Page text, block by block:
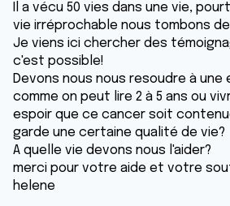
Il a vécu 50 vies dans une vie,
vie irréprochable nous tombons
Je viens ici chercher des
c'est possible!
Devons nous nous resoudre à une
comme on peut lire 2 à 5 ans ou
espoir que ce cancer soit
garde une certaine qualité de vie?
A quelle vie devons nous l'aider?
merci pour votre aide et votre
helene